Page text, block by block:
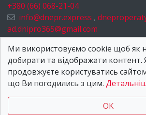
+380 (66) 068-21-04
info@dnepr.express ,
ad.dnipro365@gmail.com
НОВИНИ ДНІПРА
ПРО НАС
КОНТАКТИ
Ми використовуємо cookie щоб як
добирати та відображати
продовжуєте користуватись
що Ви погодились з цим.
OK